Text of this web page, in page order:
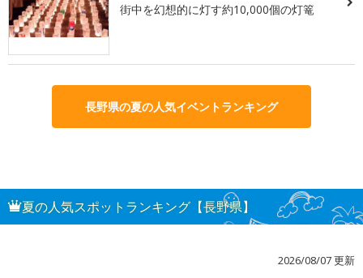
街中を幻想的に灯す約10,000個の灯篭
長野県の夏の人気イベントランキング
夏の人気スポットランキング【長野県】
2026/08/07 更新